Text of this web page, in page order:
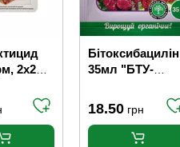
2х2
Бітоксибацилін
35мл "БТУ-
18.50 грн